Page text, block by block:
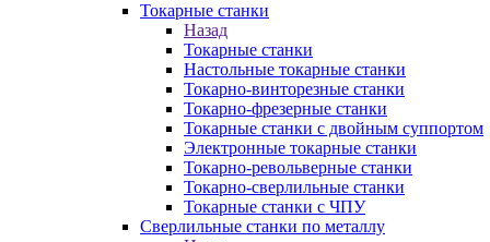
Токарные станки
Назад
Токарные станки
Настольные токарные станки
Токарно-винторезные станки
Токарно-фрезерные станки
Токарные станки с двойным суппортом
Электронные токарные станки
Токарно-револьверные станки
Токарно-сверлильные станки
Токарные станки с ЧПУ
Сверлильные станки по металлу